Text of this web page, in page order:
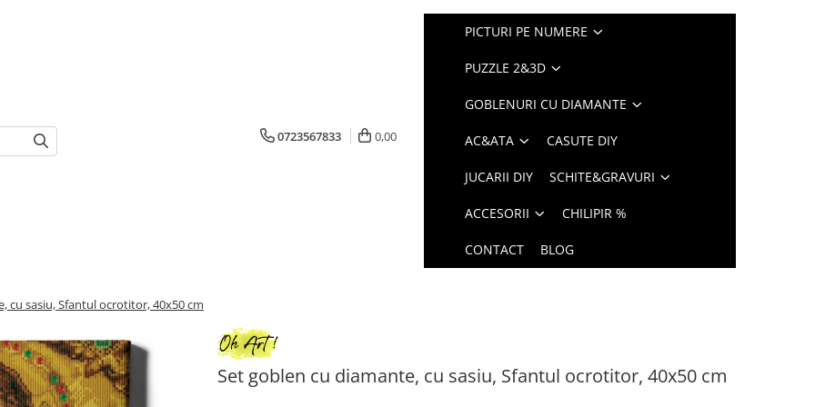
0723567833 0,00
PICTURI PE NUMERE
PUZZLE 2&3D
GOBLENURI CU DIAMANTE
AC&ATA CASUTE DIY
JUCARII DIY SCHITE&GRAVURI
ACCESORII CHILIPIR %
CONTACT BLOG
cu sasiu, Sfantul ocrotitor, 40x50 cm
Set goblen cu diamante, cu sasiu, Sfantul ocrotitor, 40x50 cm